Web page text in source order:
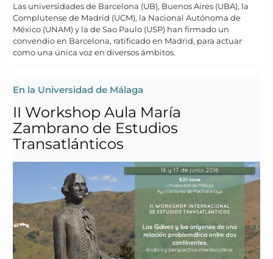
Las universidades de Barcelona (UB), Buenos Aires (UBA), la
Complutense de Madrid (UCM), la Nacional Autónoma de
México (UNAM) y la de Sao Paulo (USP) han firmado un
convendio en Barcelona, ratificado en Madrid, para actuar
como una única voz en diversos ámbitos.
En la Universidad de Málaga
II Workshop Aula María
Zambrano de Estudios
Transatlánticos